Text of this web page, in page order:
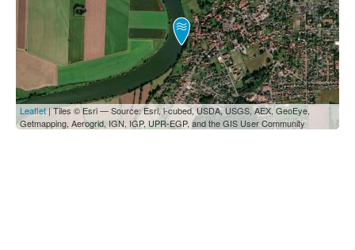
Leaflet| Tiles © Esri — Source: Esri, i-cubed, USDA, USGS, AEX, GeoEye,
Getmapping, Aerogrid, IGN, IGP, UPR-EGP, and the GIS User Community